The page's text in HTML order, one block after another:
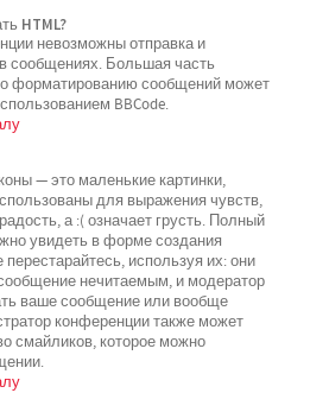
HTML?
невозможны отправка и
в сообщениях. Большая часть
форматированию сообщений может
BBCode.
— это маленькие картинки,
для выражения чувств,
а :( означает грусть. Полный
увидеть в форме создания
используя их: они
нечитаемым, и модератор
ваше сообщение или вообще
конференции также может
смайликов, которое можно